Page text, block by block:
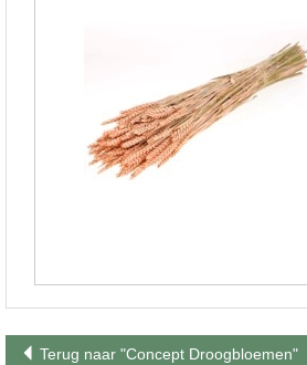
Terug naar "Concept Droogbloemen"